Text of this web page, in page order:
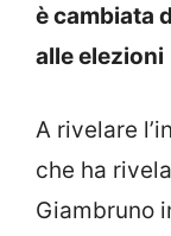
è cambiata
alle elezioni
A rivelare
che ha
Giambruno